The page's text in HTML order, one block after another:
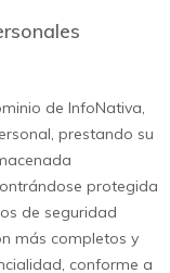
de InfoNativa,
prestando su
protegida
de seguridad
más completos y
conforme a